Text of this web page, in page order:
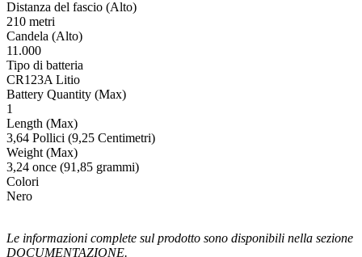
Distanza del fascio (Alto)
210 metri
Candela (Alto)
11.000
Tipo di batteria
CR123A Litio
Battery Quantity (Max)
1
Length (Max)
3,64 Pollici (9,25 Centimetri)
Weight (Max)
3,24 once (91,85 grammi)
Colori
Nero
Le informazioni complete sul prodotto sono disponibili nella sezione
DOCUMENTAZIONE.